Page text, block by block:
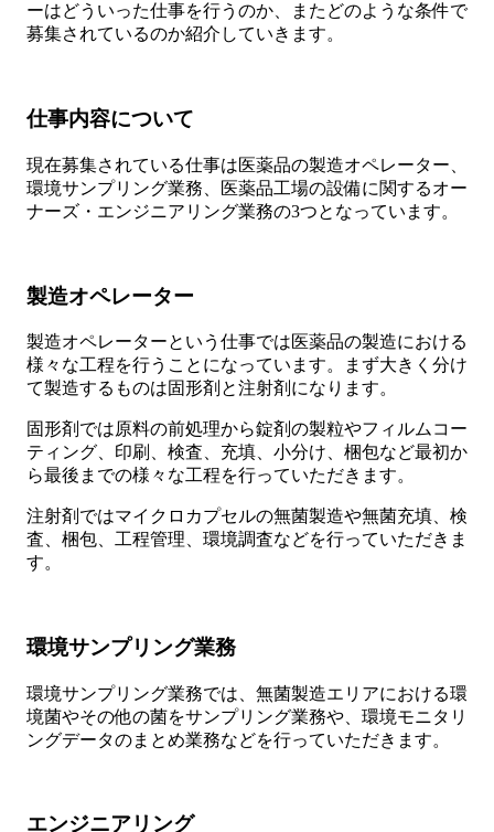
ーはどういった仕事を行うのか、またどのような条件で
募集されているのか紹介していきます。
仕事内容について
現在募集されている仕事は医薬品の製造オペレーター、
環境サンプリング業務、医薬品工場の設備に関するオー
ナーズ・エンジニアリング業務の3つとなっています。
製造オペレーター
製造オペレーターという仕事では医薬品の製造における
様々な工程を行うことになっています。まず大きく分け
て製造するものは固形剤と注射剤になります。
固形剤では原料の前処理から錠剤の製粒やフィルムコー
ティング、印刷、検査、充填、小分け、梱包など最初か
ら最後までの様々な工程を行っていただきます。
注射剤ではマイクロカプセルの無菌製造や無菌充填、検
査、梱包、工程管理、環境調査などを行っていただきま
す。
環境サンプリング業務
環境サンプリング業務では、無菌製造エリアにおける環
境菌やその他の菌をサンプリング業務や、環境モニタリ
ングデータのまとめ業務などを行っていただきます。
エンジニアリング